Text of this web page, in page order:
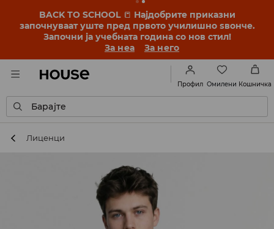
BACK TO SCHOOL 📒 Најдобрите приказни
започнуваат уште пред првото училишно ѕвонче.
Започни ја учебната година со нов стил!
За неа
За него
Профил Омилени Кошничка
Барајте
Лиценци